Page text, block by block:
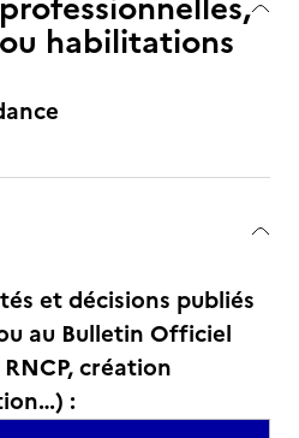
habilitations
et décisions publiés
au Bulletin Officiel
création
: